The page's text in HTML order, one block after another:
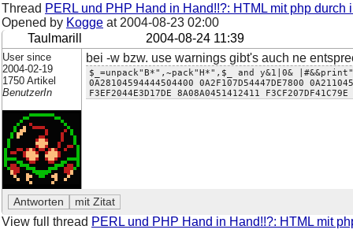
Thread PERL und PHP Hand in Hand!!?: HTML mit php durch
Opened by Kogge at 2004-08-23 02:00
Taulmarill
2004-08-24 11:39
User since
2004-02-19
1750 Artikel
BenutzerIn
bei -w bzw. use warnings gibt's auch ne
$_=unpack"B*",~pack"H*",$_ and y&1|0&
0A28104594444504400 0A2F107D54447DE7800
F3EF2044E3D17DE 8A08A0451412411
View full thread PERL und PHP Hand in Hand!!?: HTML mit